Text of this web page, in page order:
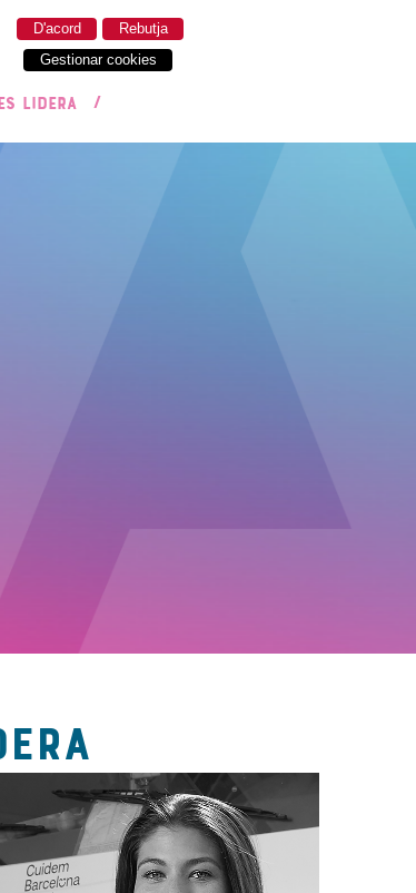
Rebutja
D'acord
Gestionar cookies
LIDERA